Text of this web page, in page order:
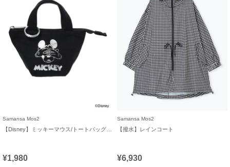
Samansa Mos2
¥1,980
Samansa Mos2
【撥水】レインコート
¥6,930